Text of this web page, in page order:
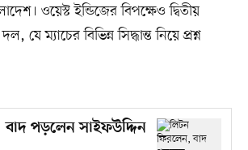
ওয়েস্ট ইন্ডিজের বিপক্ষেও দ্বিতীয়
যে ম্যাচের বিভিন্ন সিদ্ধান্ত নিয়ে প্রশ্ন
পড়লেন সাইফউদ্দিন